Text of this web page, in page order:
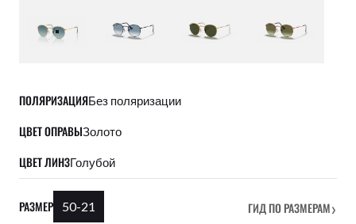
ПОЛЯРИЗАЦИЯБез поляризации
ЦВЕТ ОПРАВЫЗолото
ЦВЕТ ЛИНЗГолубой
РАЗМЕР 50-21 ГИД ПО РАЗМЕРАМ›